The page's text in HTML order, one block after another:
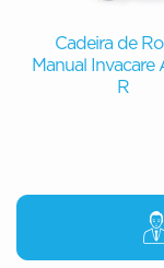
Cadeira de
Manual Invacare
R